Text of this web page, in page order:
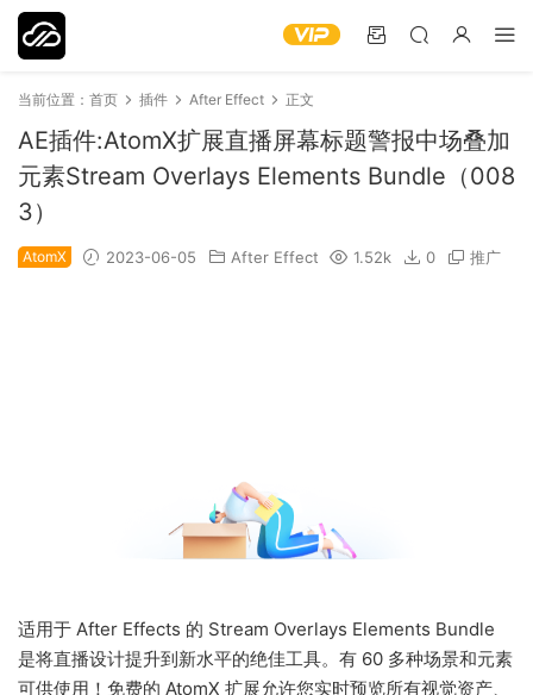
当前位置： 首页 插件 After Effect 正文
AE插件:AtomX扩展直播屏幕标题警报中场叠加
元素Stream Overlays Elements Bundle（008
3）
AtomX 2023-06-05 After Effect 1.52k 0 推广
适用于 After Effects 的 Stream Overlays Elements Bundle
是将直播设计提升到新水平的绝佳工具。有 60 多种场景和元素
可供使用！免费的 AtomX 扩展允许您实时预览所有视觉资产、